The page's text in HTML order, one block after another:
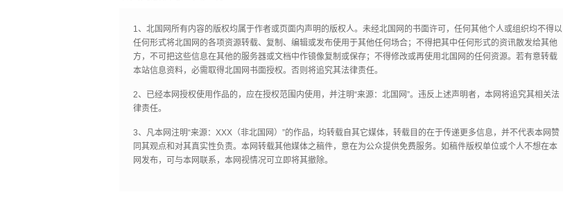
1、北国网所有内容的版权均属于作者或页面内声明的版权人。未经北国网的书面许可，任何其他个人或组织均不得以
任何形式将北国网的各项资源转载、复制、编辑或发布使用于其他任何场合；不得把其中任何形式的资讯散发给其他
方，不可把这些信息在其他的服务器或文档中作镜像复制或保存；不得修改或再使用北国网的任何资源。若有意转载
本站信息资料，必需取得北国网书面授权。否则将追究其法律责任。
2、已经本网授权使用作品的，应在授权范围内使用，并注明“来源：北国网”。违反上述声明者，本网将追究其相关法
律责任。
3、凡本网注明“来源：XXX（非北国网）”的作品，均转载自其它媒体，转载目的在于传递更多信息，并不代表本网赞
同其观点和对其真实性负责。本网转载其他媒体之稿件，意在为公众提供免费服务。如稿件版权单位或个人不想在本
网发布，可与本网联系，本网视情况可立即将其撤除。